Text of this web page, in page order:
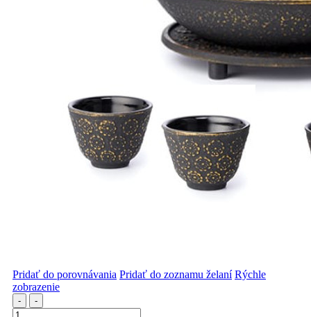
Pridať do porovnávania Pridať do zoznamu želaní Rýchle
zobrazenie
- -